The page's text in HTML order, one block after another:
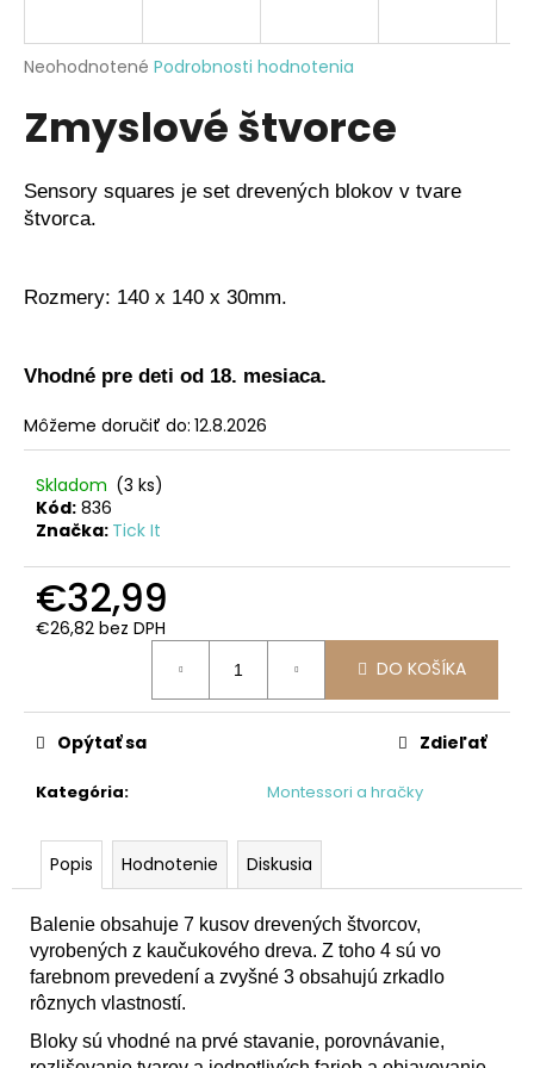
Priemerné
produktu
je
z
5
hviezdičiek.
Neohodnotené Podrobnosti hodnotenia
Zmyslové štvorce
Sensory squares je set drevených blokov v tvare
štvorca.
Rozmery: 140 x 140 x 30mm.
Vhodné pre deti od 18. mesiaca.
Môžeme doručiť do: 12.8.2026
Skladom (3 ks)
Kód: 836
Značka: Tick It
€32,99
€26,82 bez DPH
DO KOŠÍKA
Kategória: Montessori a hračky
Opýtať sa Zdieľať
Popis Hodnotenie Diskusia
Balenie obsahuje 7 kusov drevených štvorcov,
vyrobených z kaučukového dreva. Z toho 4 sú vo
farebnom prevedení a zvyšné 3 obsahujú zrkadlo
rôznych vlastností.
Bloky sú vhodné na prvé stavanie, porovnávanie,
j
ť
?
O
p
o
ú
č
a
m
€26,49